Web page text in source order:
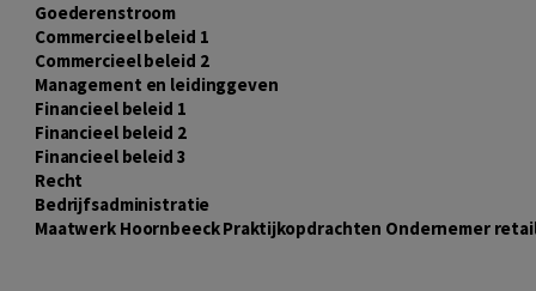
Goederenstroom
Commercieel beleid 1
Commercieel beleid 2
Management en leidinggeven
Financieel beleid 1
Financieel beleid 2
Financieel beleid 3
Recht
Bedrijfsadministratie
Maatwerk Hoornbeeck Praktijkopdrachten Ondernemer